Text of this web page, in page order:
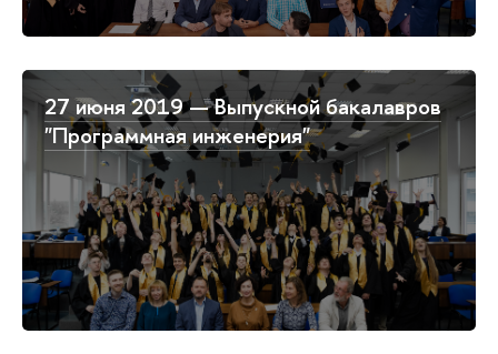
27 июня 2019 — Выпускной бакалавров
"Программная инженерия"